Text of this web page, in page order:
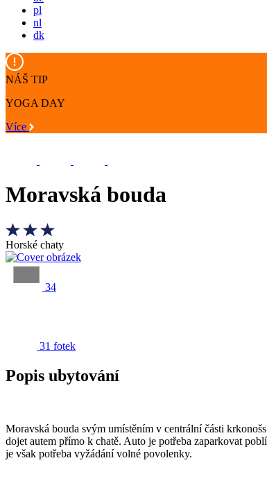
pl
nl
dk
NÁŠ TIP
YOGA DAY
Více
Moravská bouda
Horské chaty
34
31 fotek
Popis ubytování
Moravská bouda svým umístěním v centrální části
dojet autem přímo k chatě. Auto je potřeba zaparkovat
je však potřeba vyžádání volné povolenky.